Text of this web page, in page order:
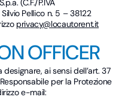
(C.F./P.IVA
Pellico n. 5 – 38122
privacy@locautorent.it
OFFICER
ai sensi dell’art. 37
per la Protezione
e-mail: